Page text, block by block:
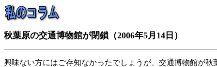
秋葉原の交通博物館が閉鎖（2006年5月14日）
興味ない方にはご存知なかったでしょうが、交通博物館が